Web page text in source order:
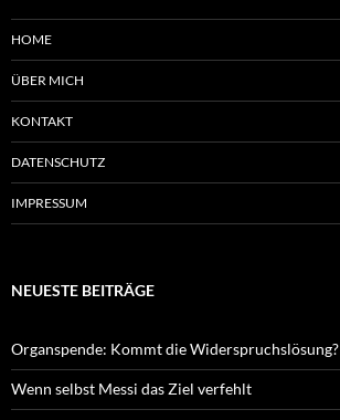
HOME
ÜBER MICH
KONTAKT
DATENSCHUTZ
IMPRESSUM
NEUESTE BEITRÄGE
Organspende: Kommt die Widerspruchslösung?
Wenn selbst Messi das Ziel verfehlt